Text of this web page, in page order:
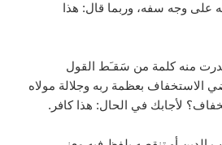
على وجه سفه، وربما قال: هذا
منه كلمة من سَقـَط القول
الاستخفاف بعظمة ربه وجلالة مولاه
لأجابك في الحال: هذا كافر.